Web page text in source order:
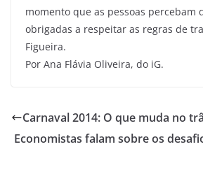
momento que as pessoas percebam
obrigadas a respeitar as regras de
Figueira.
Por Ana Flávia Oliveira, do iG.
Carnaval 2014: O que muda no
Economistas falam sobre os